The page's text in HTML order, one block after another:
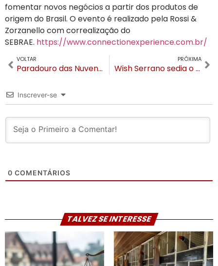
fomentar novos negócios a partir dos produtos de
origem do Brasil. O evento é realizado pela Rossi &
Zorzanello com correalização do
SEBRAE. https://www.connectionexperience.com.br/
VOLTAR
Paradouro das Nuvens, entre Gramado e Igrejinha, abre ao público no dia 19 de maio
PRÓXIMA
Wish Serrano sedia o Malbec Day em Gramado, evento para os amantes de vinhos e espumantes
Inscrever-se
0 COMENTÁRIOS
TALVEZ SE INTERESSE